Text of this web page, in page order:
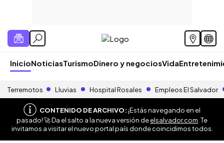
InicioNoticiasTurismoDinero y negociosVida
Terremotos Lluvias Hospital Rosales Empleos El Salvador
CONTENIDO DE ARCHIVO:¡Estás navegando en el
pasado! 🚀 Da el salto a la nueva versión deelsalvador.com . Te
invitamos a visitar el nuevo portal país donde coincidimos todos.